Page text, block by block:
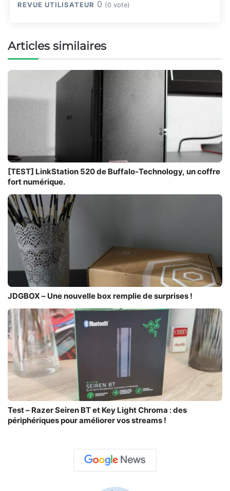
REVUE UTILISATEUR 0 (0 vote)
Articles similaires
[TEST] LinkStation 520 de Buffalo-Technology, un coffre
fort numérique.
JDGBOX – Une nouvelle box remplie de surprises !
Test – Razer Seiren BT et Key Light Chroma : des
périphériques pour améliorer vos streams !